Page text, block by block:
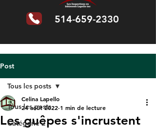
514-659-2330
Post
Tous les posts
Catégorie 2
Tous les posts
Les guêpes s'incrustent
Celina Lapello
24 août 2022 1 min de lecture